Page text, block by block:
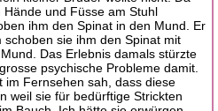
und Füsse am Stuhl
ihm den Spinat in den Mund. Er
sie ihm den Spinat mit
Das Erlebnis damals stürzte
psychische Probleme damit.
im Fernsehen sah, dass diese
weil sie für bedürftige Strickten